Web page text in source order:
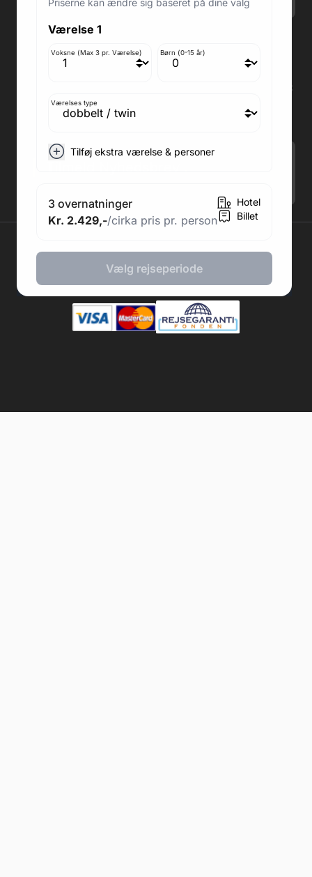
Priserne kan ændre sig baseret på dine valg
Værelse 1
Voksne (Max 3 pr. Værelse) Børn (0-15 år)
Værelses type
Tilføj ekstra værelse & personer
3 overnatninger
Kr. 2.429,-/cirka pris pr. person
Hotel
Billet
Vælg rejseperiode
Adresse butik: Fodboldpakker ApS Rosendal 1C
2860 Søborg
Medlem af rejsegarantifonden: 3350
Adresse kontor: Fodboldpakker ApS Rosendal 1C
2860 Søborg
CVR: 41967218